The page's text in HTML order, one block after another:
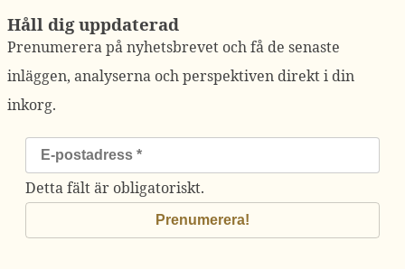
Håll dig uppdaterad
Prenumerera på nyhetsbrevet och få de senaste
inläggen, analyserna och perspektiven direkt i din
inkorg.
Detta fält är obligatoriskt.